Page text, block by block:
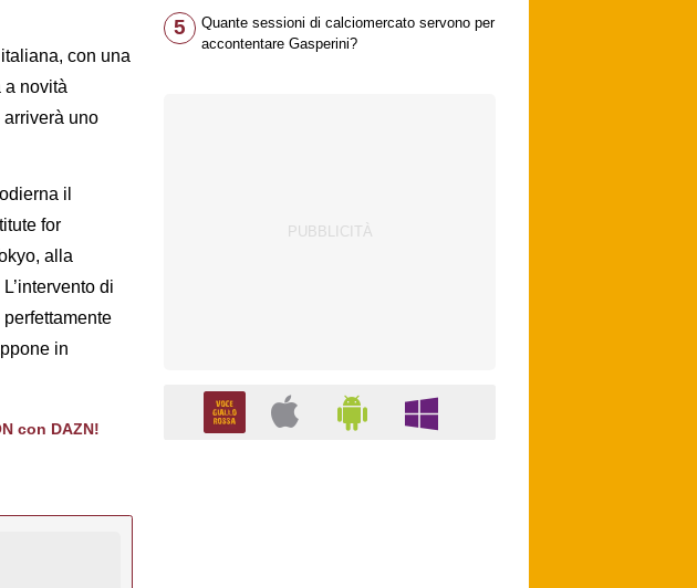
con una
a novità
uno
il
for
alla
di
in
con DAZN!
5
Quante sessioni di calciomercato servono per
accontentare Gasperini?